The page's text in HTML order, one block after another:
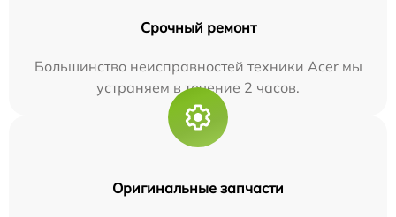
Срочный ремонт
Большинство неисправностей техники Acer мы
устраняем в течение 2 часов.
Оригинальные запчасти